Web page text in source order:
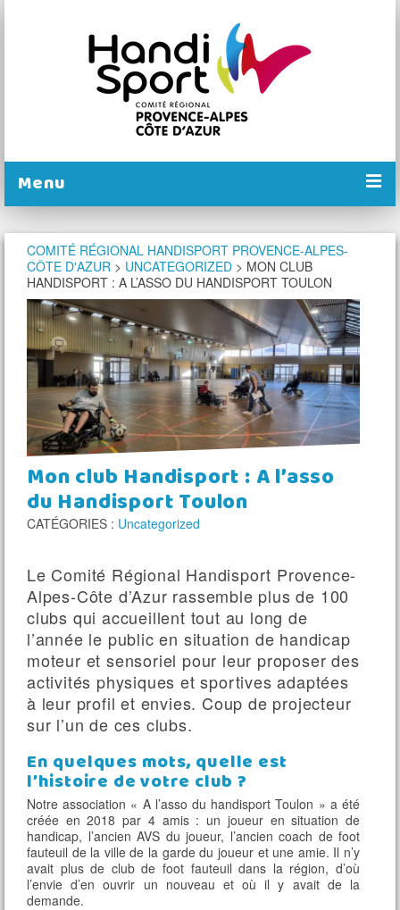
Menu
PRÉSENTATION
NOS COMITÉS
NOS ACTIONS
PRATIQUER
CALENDRIER
MÉDIATHÈQUE
CONTACT
COMITÉ RÉGIONAL HANDISPORT PROVENCE-ALPES-
CÔTE D'AZUR > UNCATEGORIZED > MON CLUB
HANDISPORT : A L’ASSO DU HANDISPORT TOULON
Mon club Handisport : A l’asso
du Handisport Toulon
CATÉGORIES : Uncategorized
Le Comité Régional Handisport Provence-
Alpes-Côte d’Azur rassemble plus de 100
clubs qui accueillent tout au long de
l’année le public en situation de handicap
moteur et sensoriel pour leur proposer des
activités physiques et sportives adaptées
à leur profil et envies. Coup de projecteur
sur l’un de ces clubs.
En quelques mots, quelle est
l’histoire de votre club ?
Notre association « A l’asso du handisport Toulon » a été
créée en 2018 par 4 amis : un joueur en situation de
handicap, l’ancien AVS du joueur, l’ancien coach de foot
fauteuil de la ville de la garde du joueur et une amie. Il n’y
avait plus de club de foot fauteuil dans la région, d’où
l’envie d’en ouvrir un nouveau et où il y avait de la
demande.